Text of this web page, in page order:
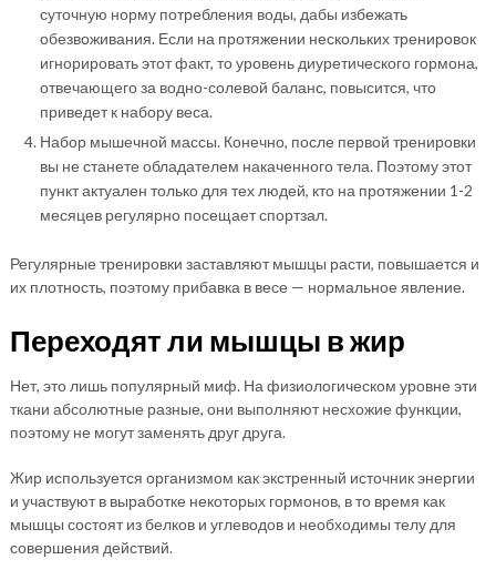
суточную норму потребления воды, дабы избежать
обезвоживания. Если на протяжении нескольких тренировок
игнорировать этот факт, то уровень диуретического гормона,
отвечающего за водно-солевой баланс, повысится, что
приведет к набору веса.
Набор мышечной массы. Конечно, после первой тренировки
вы не станете обладателем накаченного тела. Поэтому этот
пункт актуален только для тех людей, кто на протяжении 1-2
месяцев регулярно посещает спортзал.
Регулярные тренировки заставляют мышцы расти, повышается и
их плотность, поэтому прибавка в весе — нормальное явление.
Переходят ли мышцы в жир
Нет, это лишь популярный миф. На физиологическом уровне эти
ткани абсолютные разные, они выполняют несхожие функции,
поэтому не могут заменять друг друга.
Жир используется организмом как экстренный источник энергии
и участвуют в выработке некоторых гормонов, в то время как
мышцы состоят из белков и углеводов и необходимы телу для
совершения действий.